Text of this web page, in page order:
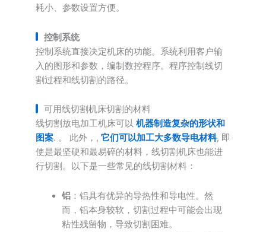
耗小、参数设置方便。
控制系统
控制系统直接决定机床的功能。系统利用客户输
入的图形和参数，编制数控程序。程序控制线切
割过程和线切割的路径。
可用线切割机床切割的材料
线切割放电加工机床可以 机器制造复杂的形状和
图案. 。 此外，, 它们可以加工大多数导电材料, 即
使是最坚硬和最易碎的材料，线切割机床也能进
行切割。以下是一些常见的线切割材料：
铝：铝具有优异的导热性和导电性。然
而，铝本身较软，切割过程中可能会出现
粘性残留物，导致切割困难。